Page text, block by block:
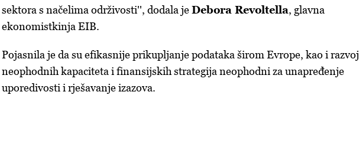
sektora s načelima održivosti'', dodala jeDebora Revoltella, glavna
ekonomistkinja EIB.
Pojasnila je da su efikasnije prikupljanje podataka širom Evrope, kao i razvoj
neophodnih kapaciteta i finansijskih strategija neophodni za unapređenje
uporedivosti i rješavanje izazova.